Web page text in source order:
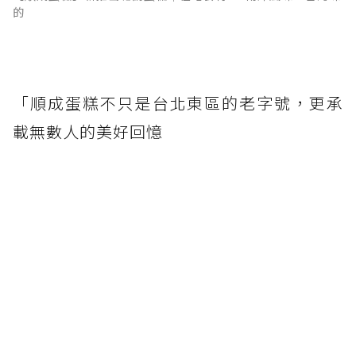
的
「順成蛋糕不只是台北東區的老字號，更承
載無數人的美好回憶